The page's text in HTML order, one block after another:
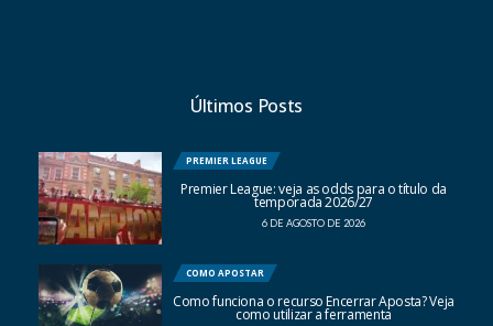
Últimos Posts
PREMIER LEAGUE
Premier League: veja as odds para o título da
temporada 2026/27
6 DE AGOSTO DE 2026
COMO APOSTAR
Como funciona o recurso Encerrar Aposta? Veja
como utilizar a ferramenta